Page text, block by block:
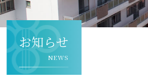
お知らせ
NEWS